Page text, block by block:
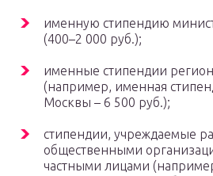
именную стипендию
(400–2 000 руб.);
именные стипендии
(например, именная
Москвы – 6 500 руб.);
стипендии, учреждаемые
общественными
частными лицами